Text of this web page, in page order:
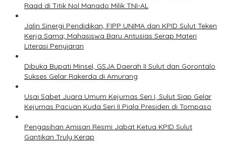
Raad di Titik Nol Manado Milik TNI-AL
Jalin Sinergi Pendidikan, FIPP UNIMA dan KPID Sulut Teken
Kerja Sama; Mahasiswa Baru Antusias Serap Materi
Literasi Penyiaran
Dibuka Bupati Minsel, GSJA Daerah II Sulut dan Gorontalo
Sukses Gelar Rakerda di Amurang
Usai Sabet Juara Umum Kejurnas Seri I, Sulut Siap Gelar
Kejurnas Pacuan Kuda Seri II Piala Presiden di Tompaso
Pengasihan Amisan Resmi Jabat Ketua KPID Sulut
Gantikan Truly Kerap